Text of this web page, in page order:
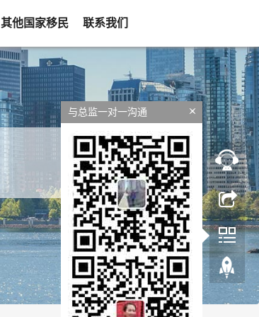
其他国家移民 联系我们
与总监一对一沟通